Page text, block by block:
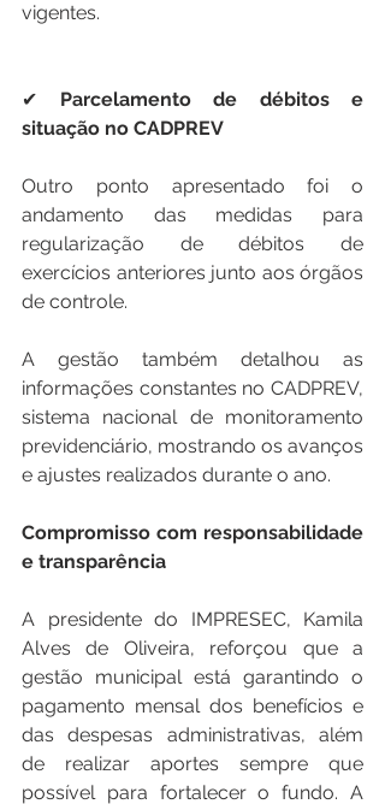
vigentes.
✔ Parcelamento de débitos
e
situação no CADPREV
Outro ponto apresentado foi o
andamento das medidas para
regularização de débitos de
exercícios anteriores junto aos órgãos
de controle.
A gestão também detalhou as
informações constantes no CADPREV,
sistema nacional de monitoramento
previdenciário, mostrando os avanços
e ajustes realizados durante o ano.
Compromisso com responsabilidade
e transparência
A presidente do IMPRESEC, Kamila
Alves de Oliveira, reforçou que a
gestão municipal está garantindo o
pagamento mensal dos benefícios e
das despesas administrativas, além
de realizar aportes sempre que
possível para fortalecer o fundo. A